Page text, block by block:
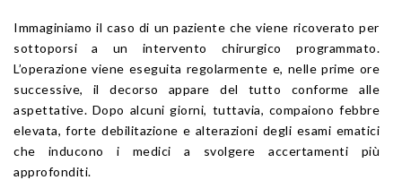
Immaginiamo il caso di un paziente che viene ricoverato per
sottoporsi a un intervento chirurgico programmato.
L’operazione viene eseguita regolarmente e, nelle prime ore
successive, il decorso appare del tutto conforme alle
aspettative. Dopo alcuni giorni, tuttavia, compaiono febbre
elevata, forte debilitazione e alterazioni degli esami ematici
che inducono i medici a svolgere accertamenti più
approfonditi.